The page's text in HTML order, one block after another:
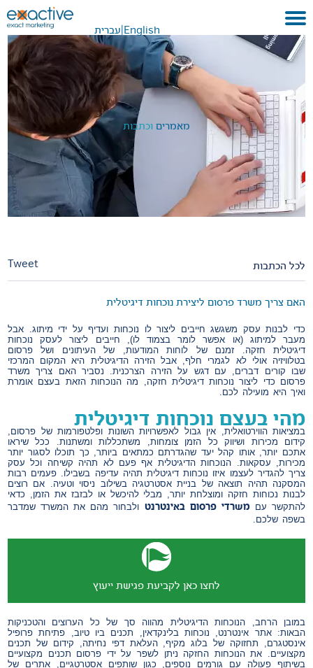
עברית English
בית
אודות
לקוחות ועבודות
שירותים
METAVERSE
מאמרים וכתבות
לכל הכתבות Tweet
האם צריך משרד פרסום ליצירת נוכחות דיגיטלית
כדי לבנות עסק משגשג חייבים ליצור לו נוכחות ועדיף על ידי מיתוג. אבל
מעבר למיתוג (או אפשר לומר בצמוד לו), חייבים ליצור לעסק נוכחות
דיגיטלית חזקה. זמנם של לוחות המודעות, של העיתונים ושל פרסום
בטלוויזיה אולי לא לגמרי חלף, אבל הזירה הדיגיטלית היא המקום המרכזי
שבו קורים דברים, עם דגש על הזירה הצרכנית. נסביר האם צריך משרד
פרסום כדי ליצור נוכחות דיגיטלית חזקה, מה הנוכחות הזאת בעצם אומרת
ואיך היא מועילה לכם.
מהי בעצם נוכחות דיגיטלית
במציאות הווירטואלית, אין גבול לאפשרויות השונות ופלטפורמות של פרסום,
קידום מכירות ושיווק כל הזמן צומחות, משתכללות ומשתנות. ככל שיראו
אתכם יותר, אותו קהל יעד שהגדרתם כמתאים ביותר, כך תוכלו לסגור יותר
מכירות, עסקאות. הנוכחות הדיגיטלית אף פעם לא תהיה קשיחה וכל עסק
צריך להגדיר לעצמו איזו נוכחות דיגיטלית תהיה עדיפה בשבילו. פעמים רבות
המסקנה תהיה תוצאה של בניית אסטרטגיה בשילוב ניסוי וטעיה. אם רוצים
לבנות נכוחות חזקה ומוצלחת יותר, מבלי להיכשל או לבזבז את הזמן, כדאי
להתקשר עם משרדי פרסום באינטרנט ולבחור מהם את המשרד שמדבר
בשפה שלכם.
לחצו כאן לקביעת פגישת ייעוץ
במובן הרחב, הנוכחות הדיגיטלית מהווה סך של כל הערוצים והטכניקות
הבאות: אתר אינטרנט, נוכחות בלינקדאין, תכנים ביו טיוב, פתיחת פרופיל
אינסטגרם, תחזוקה של בלוג מקיף, העלאת דפי נחיתה, קידום של תכנים
מקצועיים. את הנוכחות החזקה ניתן לשפר על ידי פרסום תכנים מקצועיים
בשיתוף פעולה עם גורמים נוספים, כגון שותפים אסטרטגיים, אתרים של